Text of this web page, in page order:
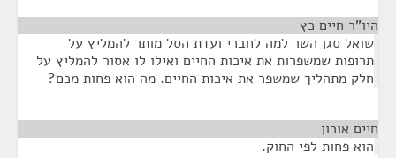
היו"ר חיים כץ
שואל סגן השר למה לחברי ועדת הסל מותר להמליץ על
תרופות שמשפרות את איכות החיים ואילו לו אסור להמליץ על
חלק מתהליך שמשפר את איכות החיים. מה הוא פחות מכם?
חיים אורון
הוא פחות לפי החוק.